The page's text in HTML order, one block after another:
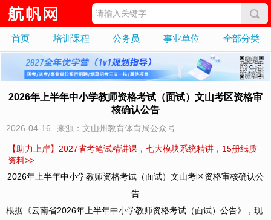
首页 培训课程 公务员 事业单位 全部分类
2026年上半年中小学教师资格考试（面试）文山考区资格审
核确认公告
2026-04-16 来源：文山州教育体育局公众号
【助力上岸】2027省考笔试精讲课，七大模块系统精讲，15册纸质
资料>>
2026年上半年中小学教师资格考试（面试）文山考区资格审核确认公
告
根据《云南省2026年上半年中小学教师资格考试（面试）公告》，现